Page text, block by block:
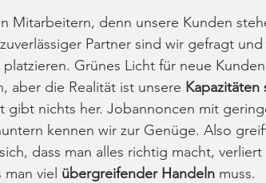
Mitarbeitern, denn unsere Kunden
Partner sind wir gefragt
Grünes Licht für neue
aber die Realität ist unsere Kapazitäten
nichts her. Jobannoncen mit
kennen wir zur Genüge. Also
dass man alles richtig macht, verliert
viel übergreifender Handeln muss.